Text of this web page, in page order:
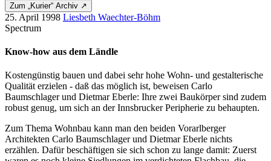
Zum „Kurier“ Archiv ↗
25. April 1998 Liesbeth Waechter-Böhm
Spectrum
Know-how aus dem Ländle
Kostengünstig bauen und dabei sehr hohe Wohn- und gestalterische
Qualität erzielen - daß das möglich ist, beweisen Carlo
Baumschlager und Dietmar Eberle: Ihre zwei Baukörper sind zudem
robust genug, um sich an der Innsbrucker Peripherie zu behaupten.
Zum Thema Wohnbau kann man den beiden Vorarlberger
Architekten Carlo Baumschlager und Dietmar Eberle nichts
erzählen. Dafür beschäftigen sie sich schon zu lange damit: Zuerst